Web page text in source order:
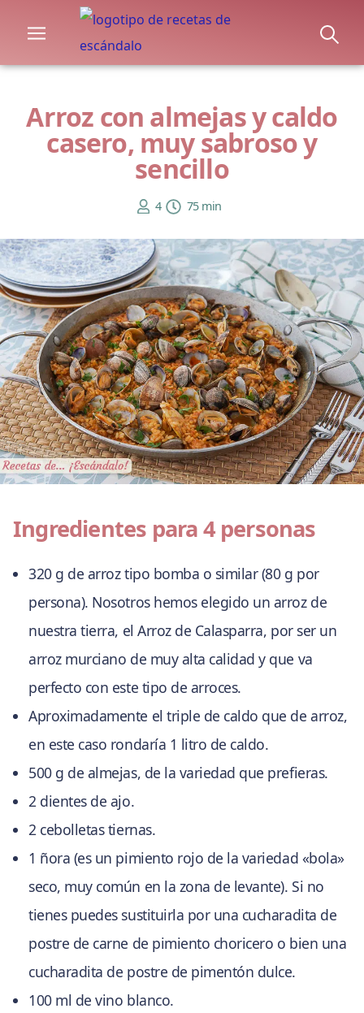
Arroz con almejas y caldo
casero, muy sabroso y
sencillo
4 75 min
Ingredientes para 4 personas
320 g de arroz tipo bomba o similar (80 g por
persona). Nosotros hemos elegido un arroz de
nuestra tierra, el Arroz de Calasparra, por ser un
arroz murciano de muy alta calidad y que va
perfecto con este tipo de arroces.
Aproximadamente el triple de caldo que de arroz,
en este caso rondaría 1 litro de caldo.
500 g de almejas, de la variedad que prefieras.
2 dientes de ajo.
2 cebolletas tiernas.
1 ñora (es un pimiento rojo de la variedad «bola»
seco, muy común en la zona de levante). Si no
tienes puedes sustituirla por una cucharadita de
postre de carne de pimiento choricero o bien una
cucharadita de postre de pimentón dulce.
100 ml de vino blanco.